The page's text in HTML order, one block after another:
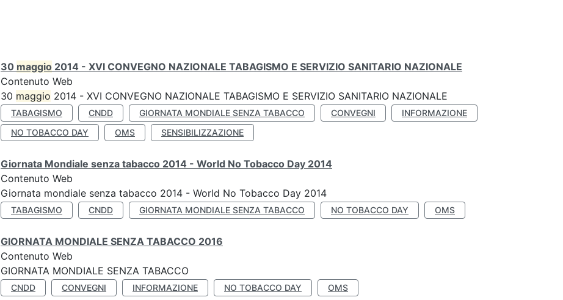
30 maggio 2014 - XVI CONVEGNO NAZIONALE TABAGISMO E SERVIZIO SANITARIO NAZIONALE
Contenuto Web
30 maggio 2014 - XVI CONVEGNO NAZIONALE TABAGISMO E SERVIZIO SANITARIO NAZIONALE
TABAGISMO CNDD GIORNATA MONDIALE SENZA TABACCO CONVEGNI
INFORMAZIONE
NO TOBACCO DAY
OMS SENSIBILIZZAZIONE
Giornata Mondiale senza tabacco 2014 - World No Tobacco Day 2014
Contenuto Web
Giornata mondiale senza tabacco 2014 - World No Tobacco Day 2014
TABAGISMO CNDD GIORNATA MONDIALE SENZA TABACCO NO TOBACCO DAY OMS
GIORNATA MONDIALE SENZA TABACCO 2016
Contenuto Web
GIORNATA MONDIALE SENZA TABACCO
CNDD CONVEGNI INFORMAZIONE NO TOBACCO DAY OMS